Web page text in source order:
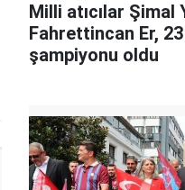
Milli atıcılar Şimal
Fahrettincan Er,
şampiyonu oldu